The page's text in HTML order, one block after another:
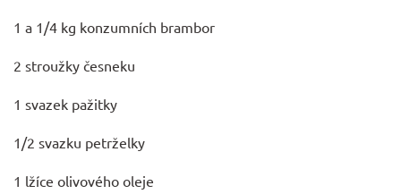
1 a 1/4 kg konzumních brambor
2 stroužky česneku
1 svazek pažitky
1/2 svazku petrželky
1 lžíce olivového oleje